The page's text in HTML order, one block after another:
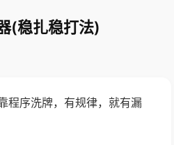
(稳扎稳打法)
程序洗牌，有规律，就有漏